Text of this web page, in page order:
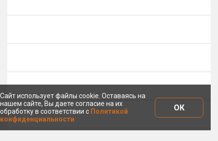
Сайт использует файлы cookie. Оставаясь на
нашем сайте, Вы даете согласие на их
обработку в соответствии с Политикой
конфиденциальности
ОК